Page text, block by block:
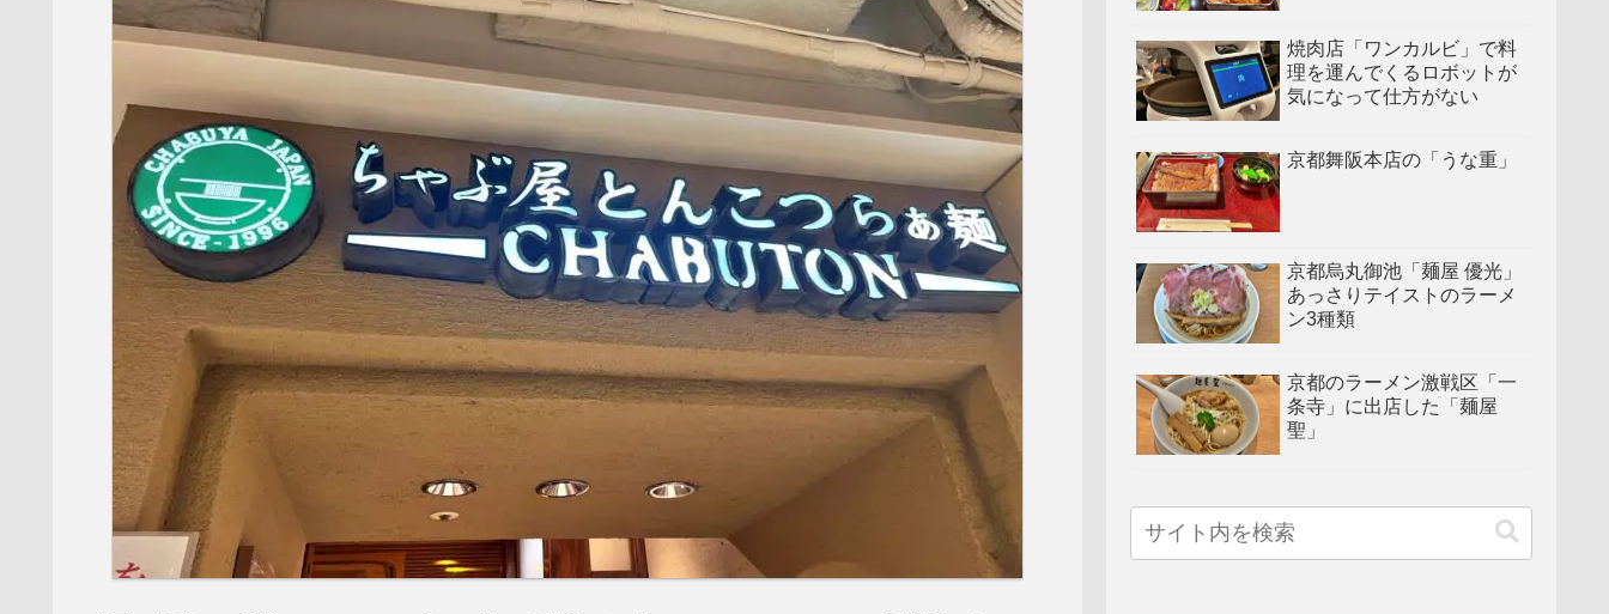
焼肉店「ワンカルビ」で料
理を運んでくるロボットが
気になって仕方がない
京都舞阪本店の「うな重」
京都烏丸御池「麺屋 優光」
あっさりテイストのラーメ
ン3種類
京都のラーメン激戦区「一
条寺」に出店した「麺屋
聖」